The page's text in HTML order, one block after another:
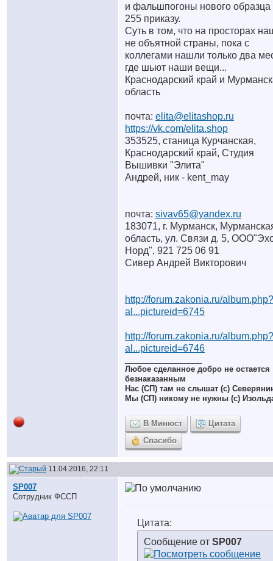
и фальшпогоны нового образца
255 приказу.
Суть в том, что на просторах
не объятной страны, пока с
коллегами нашли только два
где шьют наши вещи...
Краснодарский край и
область
почта: elita@elitashop.ru
https://vk.com/elita.shop
353525, станица Курчанская,
Краснодарский край, Студия
Вышивки "Элита"
Андрей, ник - kent_may
почта: sivav65@yandex.ru
183071, г. Мурманск,
область, ул. Связи д. 5,
Норд", 921 725 06 91
Сивер Андрей Викторович
http://forum.zakonia.ru/album.php?
al...pictureid=6745
http://forum.zakonia.ru/album.php?
al...pictureid=6746
Любое сделанное добро не остается
безнаказанным
Нас (СП) там не слышат (с)
Мы (СП) никому не нужны (с)
В Минюст
Цитата
Спасибо
11.04.2016, 22:11
SP007
Сотрудник ФССП
Цитата:
Сообщение от SP007